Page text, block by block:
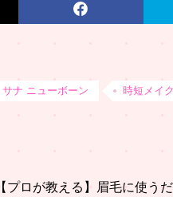
サナ ニューボーン 時短メイク
【プロが教える】眉毛に使う